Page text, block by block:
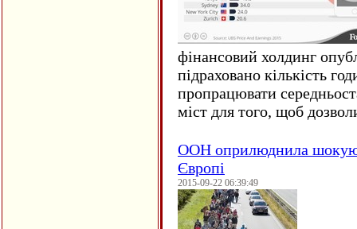
фінансовий холдинг
підраховано кількість
пропрацювати
міст для того, щоб
ООН оприлюднила
Європі
2015-09-22 06:39:49